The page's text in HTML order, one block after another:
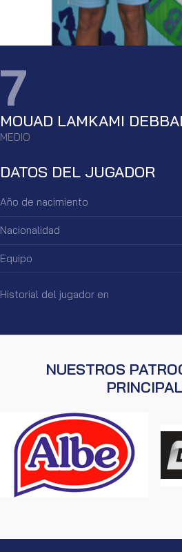
7
MOUAD LAMKAMI
MEDIO
DATOS DEL JUGADOR
Año de nacimiento
Nacionalidad
Equipo
Historial del jugador en
NUESTROS